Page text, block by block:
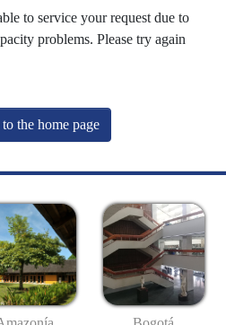
to service your request due to
problems. Please try again
the home page